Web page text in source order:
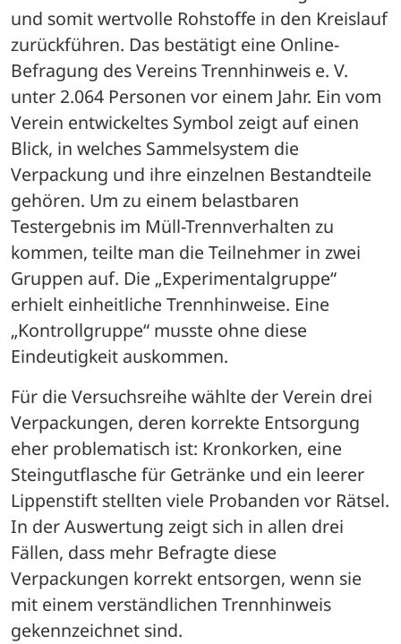
und somit wertvolle Rohstoffe in den Kreislauf
zurückführen. Das bestätigt eine Online-
Befragung des Vereins Trennhinweis e. V.
unter 2.064 Personen vor einem Jahr. Ein vom
Verein entwickeltes Symbol zeigt auf einen
Blick, in welches Sammelsystem die
Verpackung und ihre einzelnen Bestandteile
gehören. Um zu einem belastbaren
Testergebnis im Müll-Trennverhalten zu
kommen, teilte man die Teilnehmer in zwei
Gruppen auf. Die „Experimentalgruppe“
erhielt einheitliche Trennhinweise. Eine
„Kontrollgruppe“ musste ohne diese
Eindeutigkeit auskommen.
Für die Versuchsreihe wählte der Verein drei
Verpackungen, deren korrekte Entsorgung
eher problematisch ist: Kronkorken, eine
Steingutflasche für Getränke und ein leerer
Lippenstift stellten viele Probanden vor Rätsel.
In der Auswertung zeigt sich in allen drei
Fällen, dass mehr Befragte diese
Verpackungen korrekt entsorgen, wenn sie
mit einem verständlichen Trennhinweis
gekennzeichnet sind.